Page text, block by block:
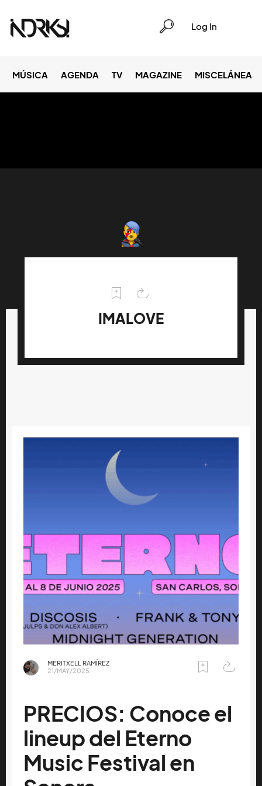
Log In
MÚSICA AGENDA TV MAGAZINE MISCELÁNEA
IMALOVE
MERITXELL RAMÍREZ
21/MAY/2025
PRECIOS: Conoce el
lineup del Eterno
Music Festival en